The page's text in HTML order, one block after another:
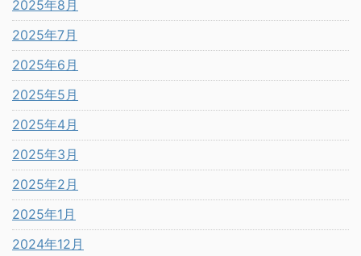
2025年8月
2025年7月
2025年6月
2025年5月
2025年4月
2025年3月
2025年2月
2025年1月
2024年12月